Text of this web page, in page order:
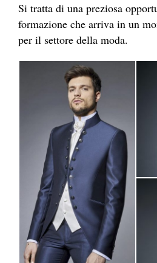
Si tratta di una preziosa
formazione che arriva in un
per il settore della moda.